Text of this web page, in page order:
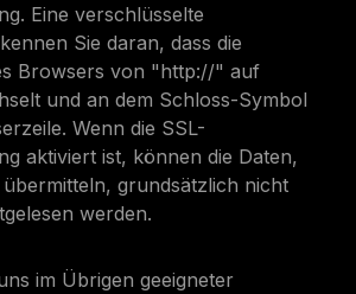
Eine verschlüsselte
Sie daran, dass die
Browsers von "http://" auf
und an dem Schloss-Symbol
Wenn die SSL-
aktiviert ist, können die Daten,
grundsätzlich nicht
werden.
im Übrigen geeigneter